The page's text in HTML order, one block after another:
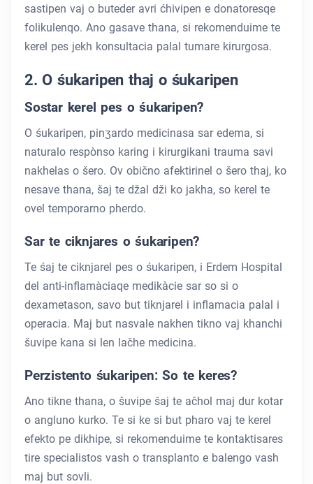
sastipen vaj o buteder avri ćhivipen e donatoresqe
folikulenqo. Ano gasave thana, si rekomenduime te
kerel pes jekh konsultacia palal tumare kirurgosa.
2. O śukaripen thaj o śukaripen
Sostar kerel pes o śukaripen?
O śukaripen, pinʒardo medicinasa sar edema, si
naturalo respònso karing i kirurgikani trauma savi
nakhelas o šero. Ov obično afektirinel o šero thaj, ko
nesave thana, šaj te džal dži ko jakha, so kerel te
ovel temporarno pherdo.
Sar te ciknjares o śukaripen?
Te śaj te ciknjarel pes o śukaripen, i Erdem Hospital
del anti-inflamàciaqe medikàcie sar so si o
dexametason, savo but tiknjarel i inflamacia palal i
operacia. Maj but nasvale nakhen tikno vaj khanchi
šuvipe kana si len lačhe medicina.
Perzistento śukaripen: So te keres?
Ano tikne thana, o šuvipe šaj te ačhol maj dur kotar
o angluno kurko. Te si ke si but pharo vaj te kerel
efekto pe dikhipe, si rekomenduime te kontaktisares
tire specialistos vash o transplanto e balengo vash
maj but sovli.